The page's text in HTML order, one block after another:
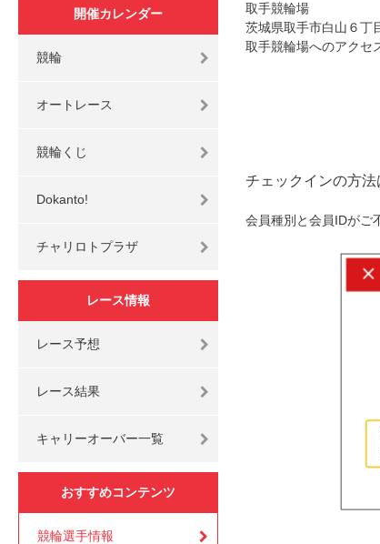
開催カレンダー
競輪
オートレース
競輪くじ
Dokanto!
チャリロトプラザ
レース情報
レース予想
レース結果
キャリーオーバー一覧
おすすめコンテンツ
競輪選手情報
取手競輪場
茨城県取手市白山６丁
取手競輪場へのアクセ
チェックインの方法
会員種別と会員IDがご